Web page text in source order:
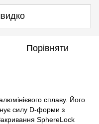
Порівняти
сплаву. Його
силу D-форми з
SphereLock